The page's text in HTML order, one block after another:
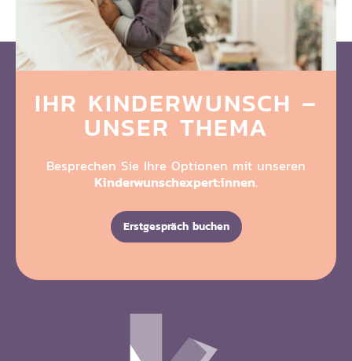
IHR KINDERWUNSCH –
UNSER THEMA
Besprechen Sie Ihre Optionen mit unseren
Kinderwunschexpert:innen.
Erstgespräch buchen